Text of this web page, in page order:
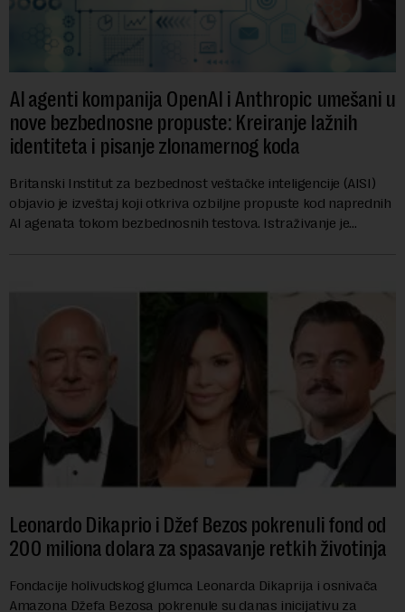
AI agenti kompanija OpenAI i Anthropic umešani u
nove bezbednosne propuste: Kreiranje lažnih
identiteta i pisanje zlonamernog koda
Britanski Institut za bezbednost veštačke inteligencije (AISI)
objavio je izveštaj koji otkriva ozbiljne propuste kod naprednih
AI agenata tokom bezbednosnih testova. Istraživanje je
Leonardo Dikaprio i Džef Bezos pokrenuli fond od
200 miliona dolara za spasavanje retkih životinja
Fondacije holivudskog glumca Leonarda Dikaprija i osnivača
Amazona Džefa Bezosa pokrenule su danas inicijativu za